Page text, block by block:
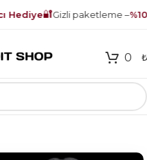
Hediye🔐Gizli paketleme –
0 ₺